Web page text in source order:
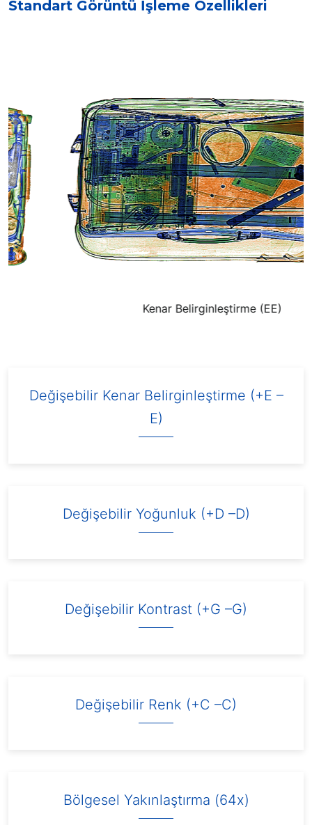
Standart Görüntü İşleme Özellikleri
Kenar Belirginleştirme (EE)
Değişebilir Kenar Belirginleştirme (+E –
E)
Değişebilir Yoğunluk (+D –D)
Değişebilir Kontrast (+G –G)
Değişebilir Renk (+C –C)
Bölgesel Yakınlaştırma (64x)